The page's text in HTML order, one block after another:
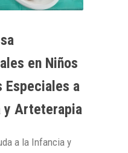
en Niños
Especiales a
y Arteterapia
a la Infancia y